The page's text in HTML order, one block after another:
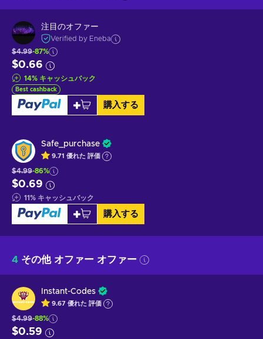
注目のオファー
Verified by Eneba
$4.99-87%
$0.66
14% キャッシュバック
Best cashback
購入する
Safe_purchase
9.71 優れた 評価
$4.99-86%
$0.69
11% キャッシュバック
購入する
4 その他 オファー オファー
Instant-Codes
9.67 優れた 評価
$4.99-88%
$0.59